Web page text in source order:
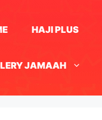
HAJI PLUS
JAMAAH